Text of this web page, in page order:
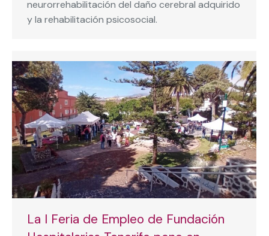
neurorrehabilitación del daño cerebral adquirido
y la rehabilitación psicosocial.
La I Feria de Empleo de Fundación